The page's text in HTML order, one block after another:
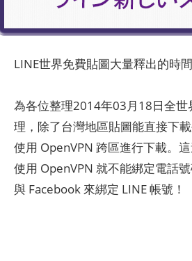
LINE世界免費貼圖大量釋出的時
為各位整理2014年03月18日全世
理，除了台灣地區貼圖能直接下
使用 OpenVPN 跨區進行下載。
使用 OpenVPN 就不能綁定電話
與 Facebook 來綁定 LINE 帳號！